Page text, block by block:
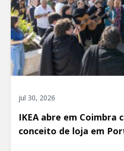
jul 30, 2026
IKEA abre em Coimbra
conceito de loja em